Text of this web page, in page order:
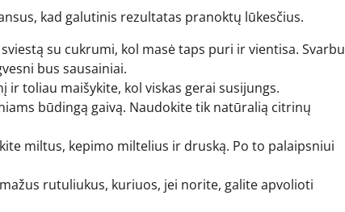
kad galutinis rezultatas pranoktų lūkesčius.
su cukrumi, kol masė taps puri ir vientisa. Svarbu
bus sausainiai.
ir toliau maišykite, kol viskas gerai susijungs.
būdingą gaivą. Naudokite tik natūralią citrinų
miltus, kepimo miltelius ir druską. Po to palaipsniui
rutuliukus, kuriuos, jei norite, galite apvolioti